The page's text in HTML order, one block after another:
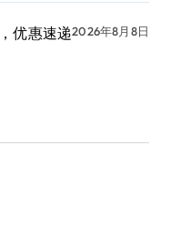
优惠速递2026年8月8日